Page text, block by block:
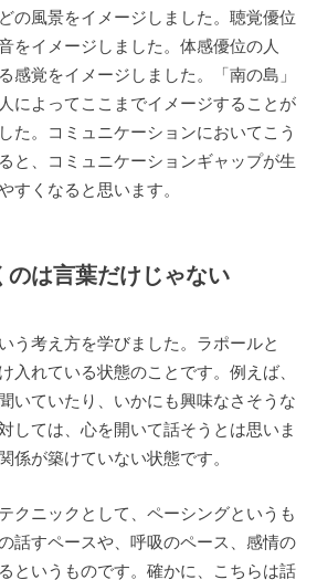
の風景をイメージしました。聴覚優位
をイメージしました。体感優位の人
感覚をイメージしました。「南の島」
によってここまでイメージすることが
た。コミュニケーションにおいてこう
と、コミュニケーションギャップが生
すくなると思います。
のは言葉だけじゃない
う考え方を学びました。ラポールと
入れている状態のことです。例えば、
いていたり、いかにも興味なさそうな
しては、心を開いて話そうとは思いま
係が築けていない状態です。
クニックとして、ペーシングというも
話すペースや、呼吸のペース、感情の
というものです。確かに、こちらは話